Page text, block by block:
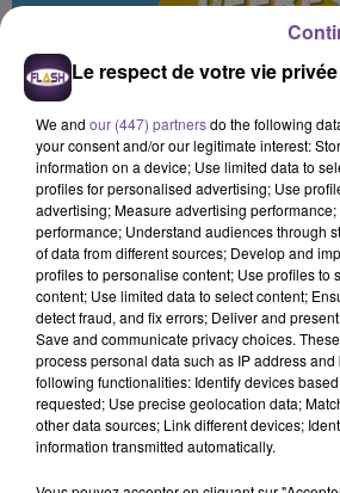
Un établissement de
un intervenant social (H/
Un établissement de Guéret recherche
(H/F). Vous devrez élaborer un
hypothèses d'interventions socio-
projets personnalisés et collectifs,
Le respect de votre vie
We and our (447) partnersdo the following
your consent and/or our legitimate interest:
information on a device; Use limited data to
profiles for personalised advertising; Use
advertising; Measure advertising
performance; Understand audiences through
of data from different sources; Develop and
profiles to personalise content; Use profiles to
content; Use limited data to select content;
detect fraud, and fix errors; Deliver and
Save and communicate privacy choices.
process personal data such as IP address
following functionalities: Identify devices
requested; Use precise geolocation data;
other data sources; Link different devices;
information transmitted automatically.